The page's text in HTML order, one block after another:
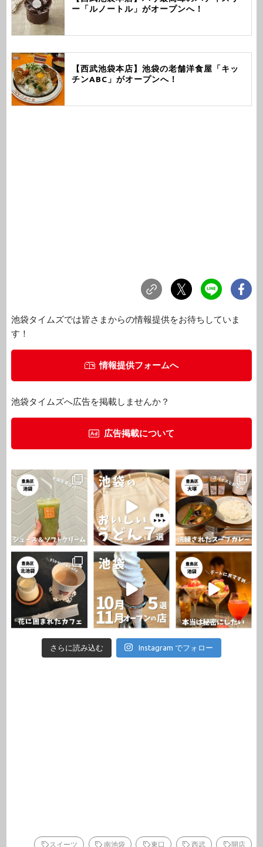
ー「ルノートル」がオープンへ！
【西武池袋本店】池袋の老舗洋食屋「キッ
チンABC」がオープンへ！
池袋タイムズでは皆さまからの情報提供をお待ちしていま
す！
情報提供フォームへ
池袋タイムズへ広告を掲載しませんか？
広告掲載について
さらに読み込む Instagram でフォロー
スイーツ 南池袋 東口 西武 開店